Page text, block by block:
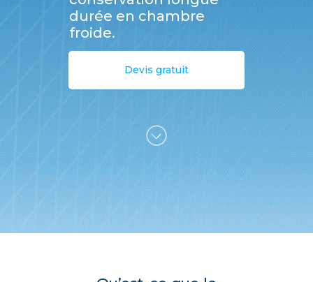
durée en chambre
froide.
Devis gratuit